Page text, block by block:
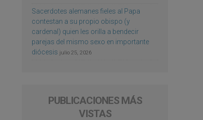
Sacerdotes alemanes fieles al Papa
contestan a su propio obispo (y
cardenal) quien les orilla a bendecir
parejas del mismo sexo en importante
diócesis julio 25, 2026
PUBLICACIONES MÁS
VISTAS